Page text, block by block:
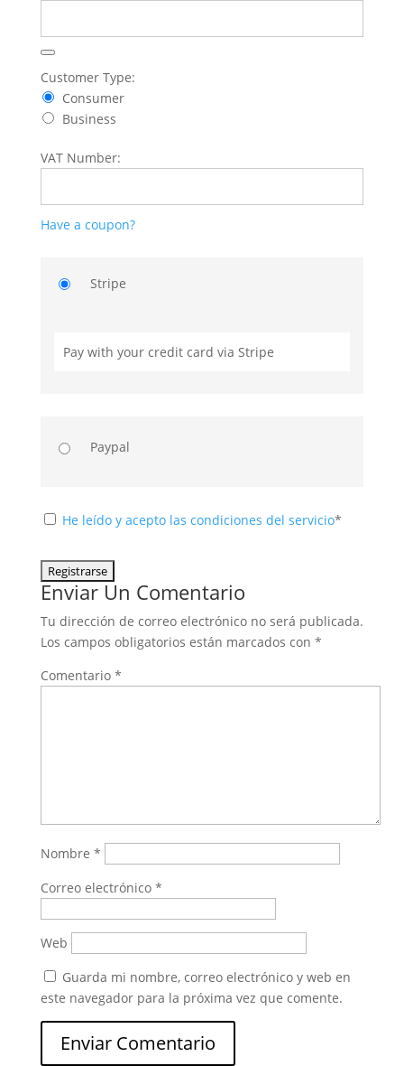
Customer Type:
Consumer
Business
VAT Number:
Have a coupon?
Stripe
Pay with your credit card via Stripe
Paypal
He leído y acepto las condiciones del servicio*
No val
Enviar Un Comentario
Tu dirección de correo electrónico no será publicada.
Los campos obligatorios están marcados con *
Comentario *
Nombre *
Correo electrónico *
Web
Guarda mi nombre, correo electrónico y web en
este navegador para la próxima vez que comente.